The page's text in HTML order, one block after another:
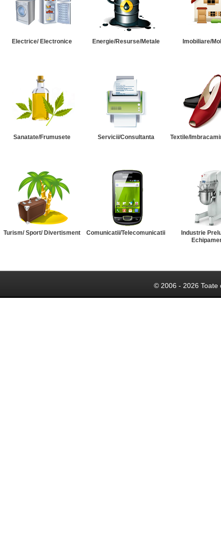
Electrice/ Electronice Energie/Resurse/Metale Imobiliare/
Sanatate/Frumusete Servicii/Consultanta Textile/
Turism/ Sport/ Divertisment Comunicatii/Telecomunicatii
Industrie
© 2006 - 2026